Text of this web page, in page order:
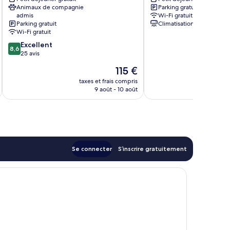
Animaux de compagnie
admis
Parking gratuit
Wi-Fi gratuit
8.6
sur
8,6 Excellent
25 avis
Le
nouveau
prix
115 €
taxes et frais compris
9 août - 10 août
Bad
Birnbach
Parking gratuit
Wi-Fi gratuit
Climatisation
Se connecter S’inscrire gratuitement